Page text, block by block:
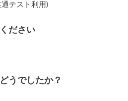
テスト利用)
ださい
うでしたか？